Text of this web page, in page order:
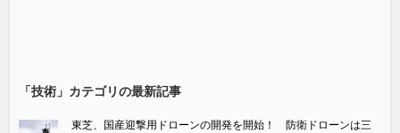
「技術」カテゴリの最新記事
東芝、国産迎撃用ドローンの開発を開始！ 防衛ドローンは三